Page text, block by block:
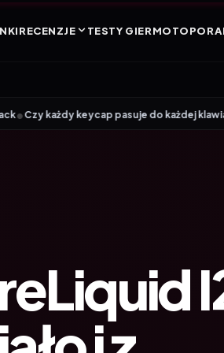
RECENZJE TESTY GIERMOTO
pasuje do każdej klawiatury? Mocowanie